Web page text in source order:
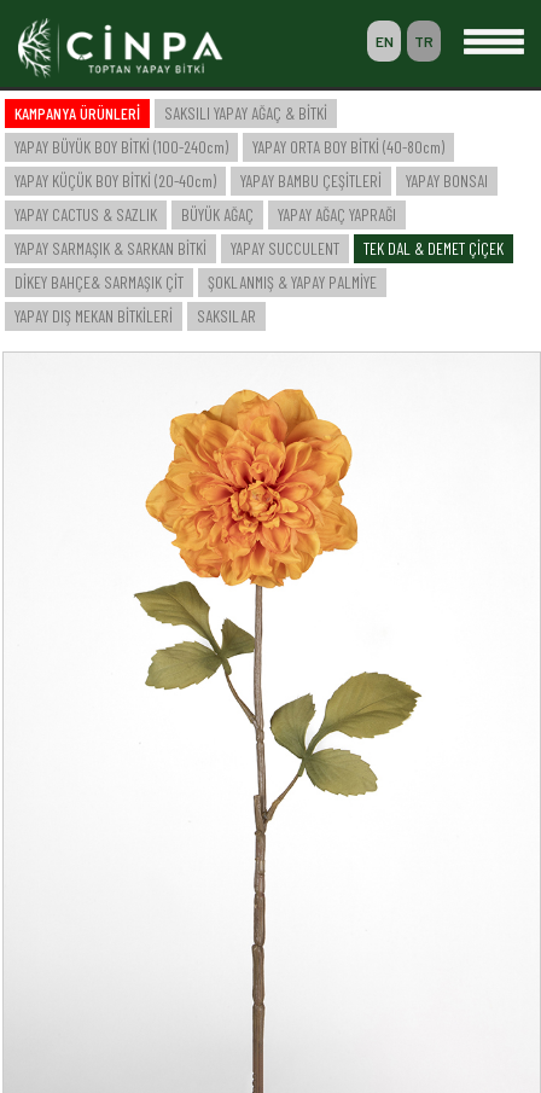
EN TR
SEPETİM
ÜYELİK
-- ANASAYFA --
-- KURUMSAL --
SAKSILI YAPAY AĞAÇ & BİTKİ
YAPAY KÜÇÜK BOY BİTKİ (20-40cm)
YAPAY BAMBU ÇEŞİTLERİ
YAPAY BONSAI
YAPAY CACTUS & SAZLIK
BÜYÜK AĞAÇ
YAPAY AĞAÇ YAPRAĞI
YAPAY SARMAŞIK & SARKAN BİTKİ
YAPAY SUCCULENT
TEK DAL & DEMET ÇİÇEK
DİKEY BAHÇE& SARMAŞIK ÇİT
ŞOKLANMIŞ & YAPAY PALMİYE
YAPAY DIŞ MEKAN BİTKİLERİ
SAKSILAR
--- HABERLER --
-- İLETİŞİM --
KAMPANYA ÜRÜNLERİ
SAKSILI YAPAY AĞAÇ & BİTKİ
YAPAY BÜYÜK BOY BİTKİ (100-240cm)
YAPAY ORTA BOY BİTKİ (40-80cm)
YAPAY KÜÇÜK BOY BİTKİ (20-40cm)
YAPAY BAMBU ÇEŞİTLERİ
YAPAY BONSAI
YAPAY CACTUS & SAZLIK
BÜYÜK AĞAÇ
YAPAY AĞAÇ YAPRAĞI
YAPAY SARMAŞIK & SARKAN BİTKİ
YAPAY SUCCULENT
TEK DAL & DEMET ÇİÇEK
DİKEY BAHÇE& SARMAŞIK ÇİT
ŞOKLANMIŞ & YAPAY PALMİYE
YAPAY DIŞ MEKAN BİTKİLERİ
SAKSILAR